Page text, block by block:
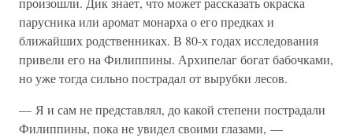
парусника или аромат монарха о его предках и
ближайших родственниках. В 80-х годах исследования
привели его на Филиппины. Архипелаг богат бабочками,
но уже тогда сильно пострадал от вырубки лесов.
— Я и сам не представлял, до какой степени пострадали
Филиппины, пока не увидел своими глазами, —